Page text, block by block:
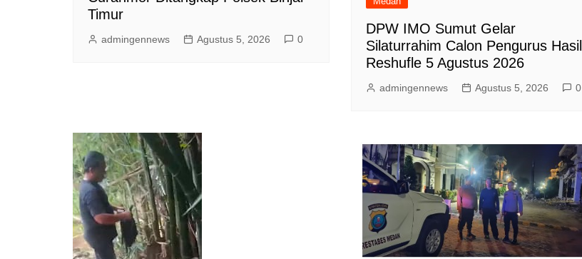
Timur
admingennews Agustus 5, 2026 0
DPW IMO Sumut Gelar
Silaturrahim Calon Pengurus Hasil
Reshufle 5 Agustus 2026
admingennews Agustus 5, 2026 0